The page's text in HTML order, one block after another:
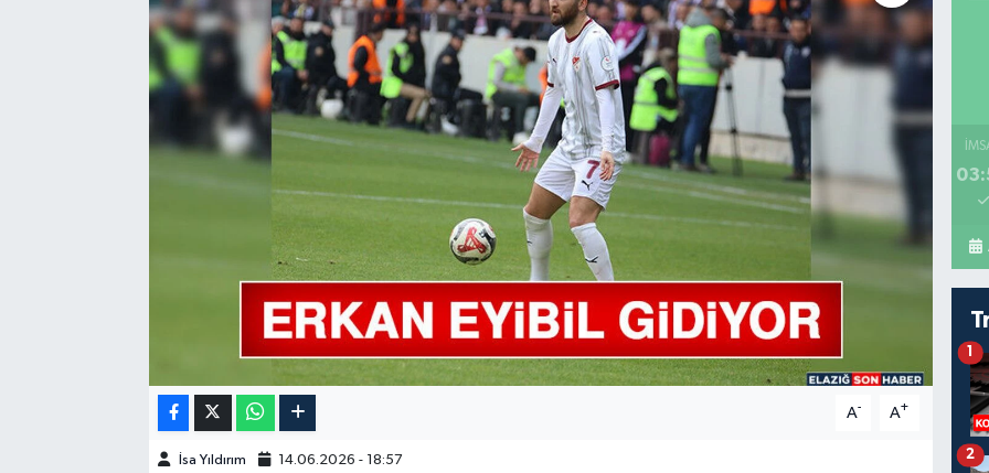
A- A+
İsa Yıldırım 14.06.2026 - 18:57
1
2
HABERDE İNSAN
KÜLTÜR-SANAT